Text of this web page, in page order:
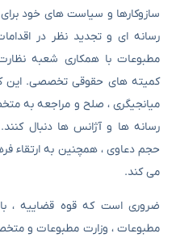
سازوکارها و سیاست های خود
رسانه ای و تجدید نظر در
مطبوعات با همکاری شعبه
کمیته های حقوقی تخصصی. این
میانجیگری ، صلح و مراجعه به
رسانه ها و آژانس ها دنبال
حجم دعاوی ، همچنین به ارتقاء
می کند.
ضروری است که قوه قضاییه ،
مطبوعات ، وزارت مطبوعات و